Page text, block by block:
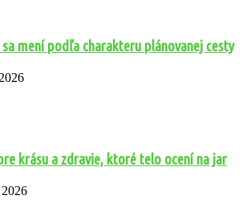
mení podľa charakteru plánovanej cesty
krásu a zdravie, ktoré telo ocení na jar